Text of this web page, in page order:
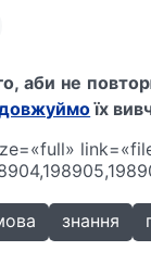
аби не
їх
знання